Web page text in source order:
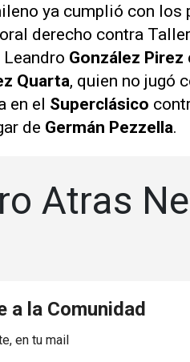
ya cumplió con
derecho contra
González Pirez
Quarta, quien no jugó
en el Superclásico
de Germán Pezzella.